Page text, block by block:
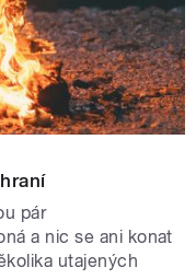
pár
a nic se ani konat
utajených